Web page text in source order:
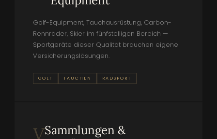
Golf-Equipment, Tauchausrüstung, Carbon-
Rennräder, Skier im fünfstelligen Bereich —
Sportgeräte dieser Qualität brauchen eigene
Versicherungslösungen.
GOLF TAUCHEN RADSPORT
VSammlungen &